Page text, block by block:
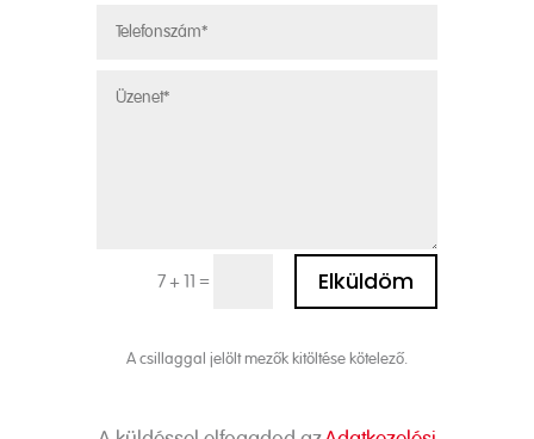
7 + 11 = Elküldöm
Alternative:
A csillaggal jelölt mezők kitöltése kötelező.